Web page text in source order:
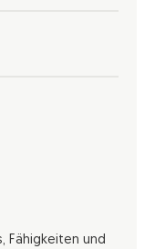
Fähigkeiten und